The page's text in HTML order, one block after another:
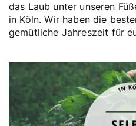
das Laub unter unseren
in Köln. Wir haben die
gemütliche Jahreszeit für